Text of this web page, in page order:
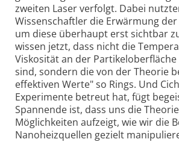
zweiten Laser verfolgt. Dabei
Wissenschaftler die Erwärmung der
um diese überhaupt erst sichtbar
wissen jetzt, dass nicht die
Viskosität an der
sind, sondern die von der Theorie
effektiven Werte" so Rings. Und
Experimente betreut hat, fügt
Spannende ist, dass uns die
Möglichkeiten aufzeigt, wie wir die
Nanoheizquellen gezielt